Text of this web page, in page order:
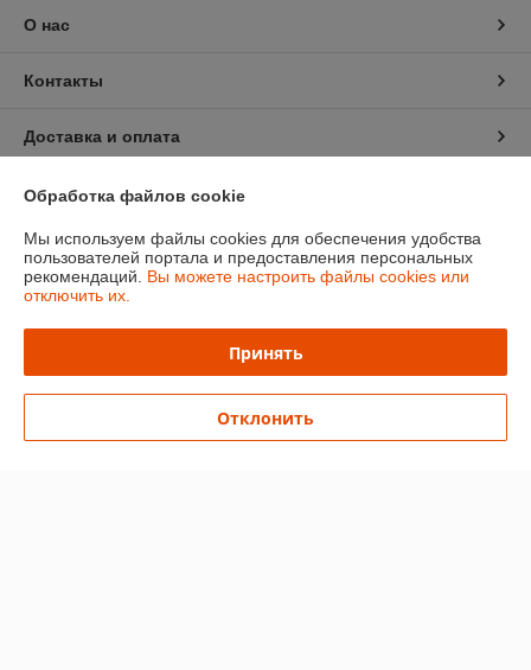
О нас
Контакты
Доставка и оплата
График работы
Полная версия сайта
Политика обработки cookies
Сайт создан на платформе Deal.by
Обработка файлов cookie
Мы используем файлы cookies для обеспечения удобства
пользователей портала и предоставления персональных
рекомендаций. Вы можете настроить файлы cookies или
отключить их.
Принять
Отклонить